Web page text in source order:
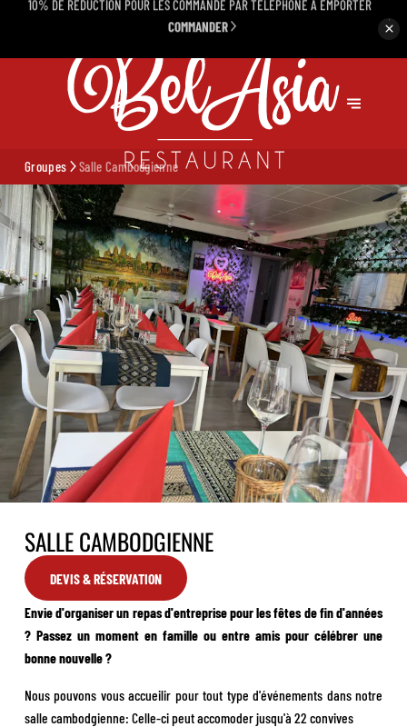
NOUS AVONS DES PLACESDE PARKING PRIVÉ 🅿️
Groupes Salle Cambodgienne
SALLE CAMBODGIENNE
DEVIS & RÉSERVATION
Envie d'organiser un repas d'entreprise pour les fêtes de fin d'années
? Passez un moment en famille ou entre amis pour célébrer une
bonne nouvelle ?
Nous pouvons vous accueilir pour tout type d'événements dans notre
salle cambodgienne: Celle-ci peut accomoder jusqu'à 22 convives